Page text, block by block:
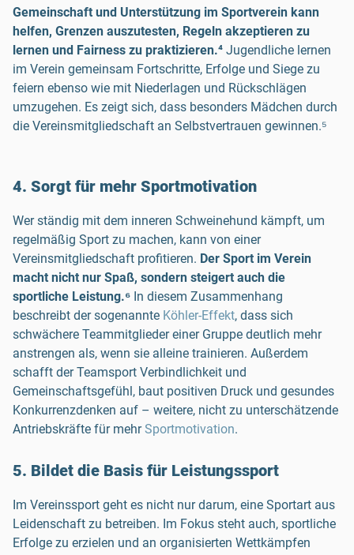
Gemeinschaft und Unterstützung im Sportverein kann
helfen, Grenzen auszutesten, Regeln akzeptieren zu
lernen und Fairness zu praktizieren.⁴ Jugendliche lernen
im Verein gemeinsam Fortschritte, Erfolge und Siege zu
feiern ebenso wie mit Niederlagen und Rückschlägen
umzugehen. Es zeigt sich, dass besonders Mädchen durch
die Vereinsmitgliedschaft an Selbstvertrauen gewinnen.⁵
4. Sorgt für mehr Sportmotivation
Wer ständig mit dem inneren Schweinehund kämpft, um
regelmäßig Sport zu machen, kann von einer
Vereinsmitgliedschaft profitieren. Der Sport im Verein
macht nicht nur Spaß, sondern steigert auch die
sportliche Leistung.⁶ In diesem Zusammenhang
beschreibt der sogenannte Köhler-Effekt, dass sich
schwächere Teammitglieder einer Gruppe deutlich mehr
anstrengen als, wenn sie alleine trainieren. Außerdem
schafft der Teamsport Verbindlichkeit und
Gemeinschaftsgefühl, baut positiven Druck und gesundes
Konkurrenzdenken auf – weitere, nicht zu unterschätzende
Antriebskräfte für mehrSportmotivation.
5. Bildet die Basis für Leistungssport
Im Vereinssport geht es nicht nur darum, eine Sportart aus
Leidenschaft zu betreiben. Im Fokus steht auch, sportliche
Erfolge zu erzielen und an organisierten Wettkämpfen